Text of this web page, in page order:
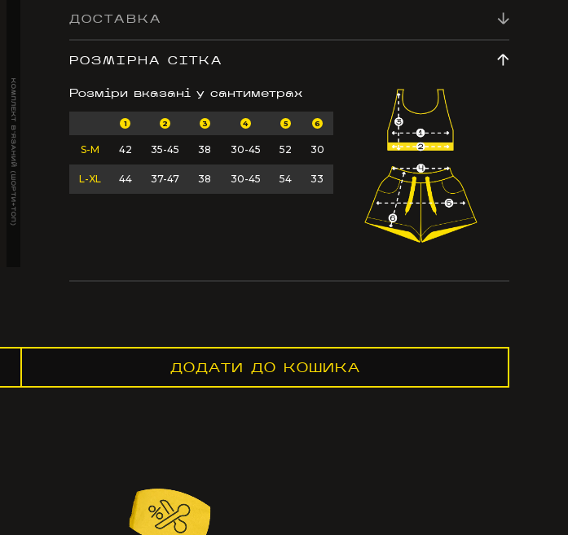
КОМПЛЕКТ ВʼЯЗАНИЙ (ШОРТИ+ТОП)
ДОСТАВКА
РОЗМІРНА СІТКА
Розміри вказані у сантиметрах
1 2 3 4 5 6
S-M 42 35-45 38 30-45 52 30
L-XL 44 37-47 38 30-45 54 33
ДОДАТИ ДО КОШИКА